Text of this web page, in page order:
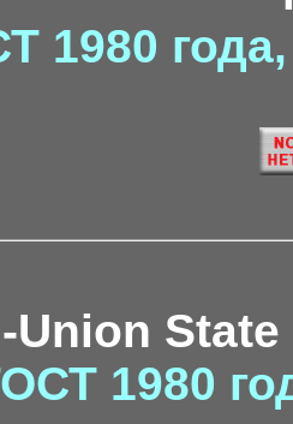
1980
Union
1980